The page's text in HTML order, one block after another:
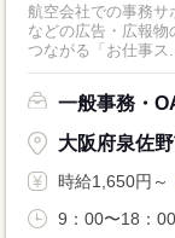
航空会社での事務サ
などの広告・広報物の制作
つながる「お仕事ス...
一般事務・
大阪府泉佐
時給1,650円～
9：00〜18：